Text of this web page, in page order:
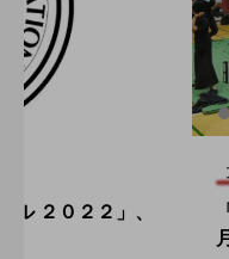
「第５回 関東シガ
月２３日BumB東